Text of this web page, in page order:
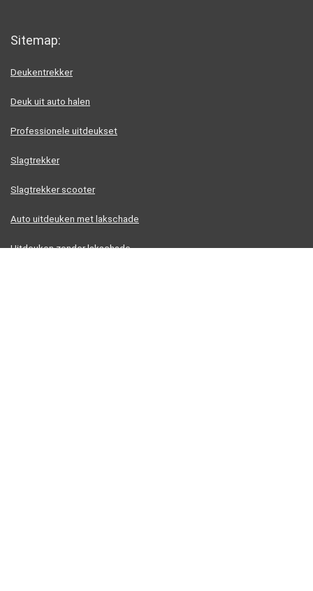
Sitemap:
Deukentrekker
Deuk uit auto halen
Professionele uitdeukset
Slagtrekker
Slagtrekker scooter
Auto uitdeuken met lakschade
Uitdeuken zonder lakschade